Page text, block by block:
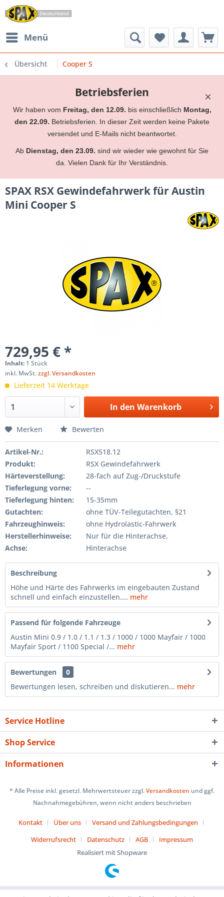
Menü
Übersicht Cooper S
×
Betriebsferien
Wir haben vom Freitag, den 12.09. bis einschließlich Montag,
den 22.09. Betriebsferien. In dieser Zeit werden keine Pakete
versendet und E-Mails nicht beantwortet.
Ab Dienstag, den 23.09. sind wir wieder wie gewohnt für Sie
da. Vielen Dank für Ihr Verständnis.
SPAX RSX Gewindefahrwerk für Austin
Mini Cooper S
729,95 € *
Inhalt: 1 Stück
inkl. MwSt.zzgl. Versandkosten
Lieferzeit 14 Werktage
In den Warenkorb
Merken Bewerten
Artikel-Nr.:
RSX518.12
Produkt:
RSX Gewindefahrwerk
Härteverstellung:
28-fach auf Zug-/Druckstufe
Tieferlegung vorne:
--
Tieferlegung hinten:
15-35mm
Gutachten:
ohne TÜV-Teilegutachten, §21
Fahrzeughinweis:
ohne Hydrolastic-Fahrwerk
Herstellerhinweise:
Nur für die Hinterachse.
Achse:
Hinterachse
Beschreibung
Höhe und Härte des Fahrwerks im eingebauten Zustand
schnell und einfach einzustellen.... mehr
Passend für folgende Fahrzeuge
Austin Mini 0.9 / 1.0 / 1.1 / 1.3 / 1000 / 1000 Mayfair / 1000
Mayfair Sport / 1100 Special /... mehr
Bewertungen
0
Bewertungen lesen, schreiben und diskutieren... mehr
Service Hotline
Shop Service
Informationen
* Alle Preise inkl. gesetzl. Mehrwertsteuer zzgl.Versandkosten und ggf.
Nachnahmegebühren, wenn nicht anders beschrieben
Kontakt Über uns
Versand und Zahlungsbedingungen
Widerrufsrecht
Datenschutz AGB
Impressum
Realisiert mit Shopware